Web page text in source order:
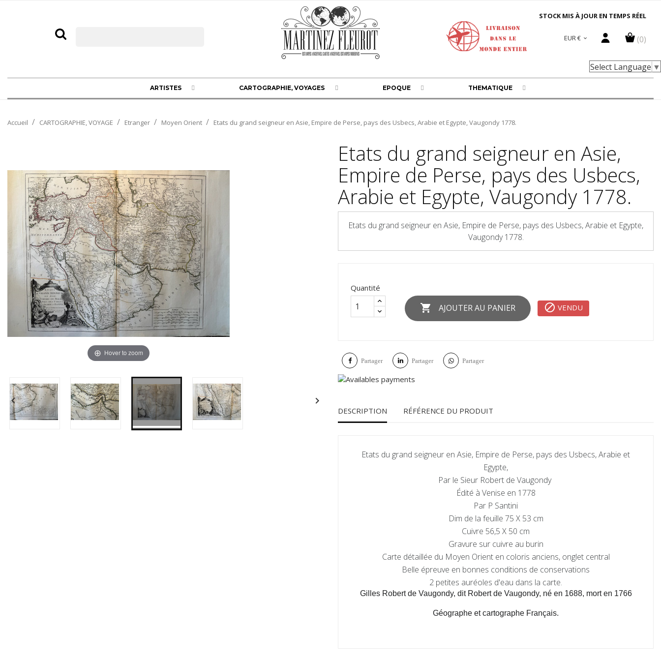
STOCK MIS À JOUR EN TEMPS RÉEL
(0)
EUR € 
Select Language ▼
ARTISTES CARTOGRAPHIE, VOYAGES EPOQUE THEMATIQUE
Accueil CARTOGRAPHIE, VOYAGE Etranger Moyen Orient Etats du grand seigneur en Asie, Empire de Perse, pays des Usbecs, Arabie et Egypte, Vaugondy 1778.
Hover to zoom
 
Etats du grand seigneur en Asie,
Empire de Perse, pays des Usbecs,
Arabie et Egypte, Vaugondy 1778.
Etats du grand seigneur en Asie, Empire de Perse, pays des Usbecs, Arabie et Egypte,
Vaugondy 1778.
Quantité
 AJOUTER AU PANIER  VENDU
Partager Partager Partager
DESCRIPTION RÉFÉRENCE DU PRODUIT
Etats du grand seigneur en Asie, Empire de Perse, pays des Usbecs, Arabie et
Egypte,
Par le Sieur Robert de Vaugondy
Édité à Venise en 1778
Par P Santini
Dim de la feuille 75 X 53 cm
Cuivre 56,5 X 50 cm
Gravure sur cuivre au burin
Carte détaillée du Moyen Orient en coloris anciens, onglet central
Belle épreuve en bonnes conditions de conservations
2 petites auréoles d'eau dans la carte.
Gilles Robert de Vaugondy, dit Robert de Vaugondy, né en 1688, mort en 1766
Géographe et cartographe Français.